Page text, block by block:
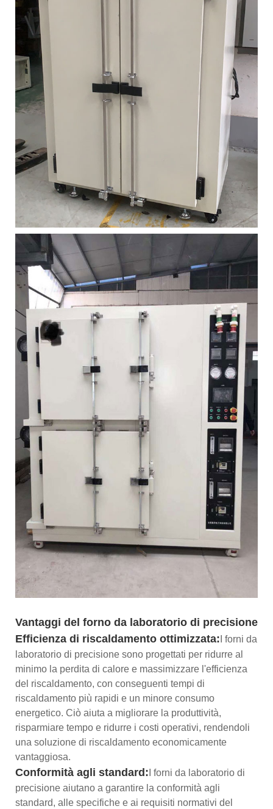
Vantaggi del forno da laboratorio di precisione
Efficienza di riscaldamento ottimizzata: I forni da
laboratorio di precisione sono progettati per ridurre al
minimo la perdita di calore e massimizzare l'efficienza
del riscaldamento, con conseguenti tempi di
riscaldamento più rapidi e un minore consumo
energetico. Ciò aiuta a migliorare la produttività,
risparmiare tempo e ridurre i costi operativi, rendendoli
una soluzione di riscaldamento economicamente
vantaggiosa.
Conformità agli standard: I forni da laboratorio di
precisione aiutano a garantire la conformità agli
standard, alle specifiche e ai requisiti normativi del